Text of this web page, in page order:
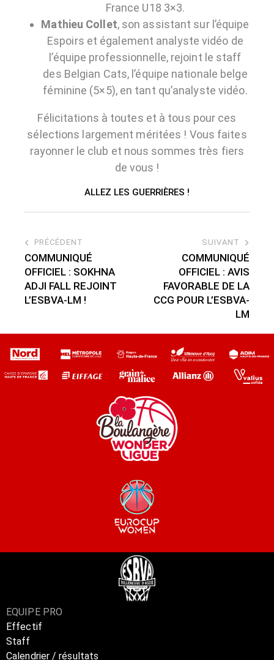
France U18 3×3.
Mathieu Collet, son assistant sur l’équipe
Espoirs et également analyste vidéo de
l’équipe professionnelle, rejoint le staff
des Belgian Cats, l’équipe nationale belge
féminine (5×5), en tant qu’analyste vidéo.
Félicitations à toutes et à tous pour ces
sélections largement méritées ! Vous faites
rayonner le club et nous sommes très fiers
de vous !
ALLEZ LES GUERRIÈRES !
PRÉCÉDENT
COMMUNIQUÉ
OFFICIEL : SOKHNA
ADJI FALL REJOINT
L’ESBVA-LM !
SUIVANT
COMMUNIQUÉ
OFFICIEL : AVIS
FAVORABLE DE LA
CCG POUR L’ESBVA-
LM
EQUIPE PRO
Effectif
Staff
Calendrier / résultats